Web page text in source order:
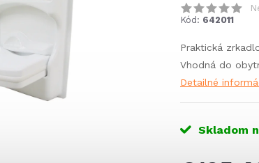
Kód: 642011
Praktická
Vhodná do
Detailné
Skladom